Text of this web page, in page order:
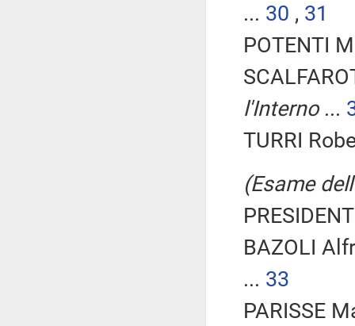
... 30 , 31
POTENTI
l'Interno...
TURRI
(Esame
BAZOLI
... 33
PARISSE